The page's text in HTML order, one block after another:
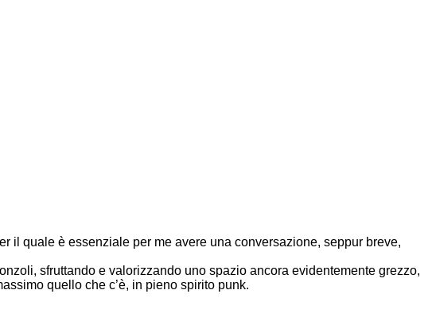
il quale è essenziale per me avere una conversazione, seppur breve,
sfruttando e valorizzando uno spazio ancora evidentemente grezzo,
quello che c’è, in pieno spirito punk.